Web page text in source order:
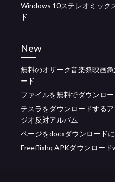
Windows 10ステレオミック
ド
New
無料のオザーク音楽祭映画
ード
ファイルを無料でダウンロ
テスラをダウンロードする
ジオ反対アルバム
ページをdocxダウンロード
Freeflixhq APKダウンロー